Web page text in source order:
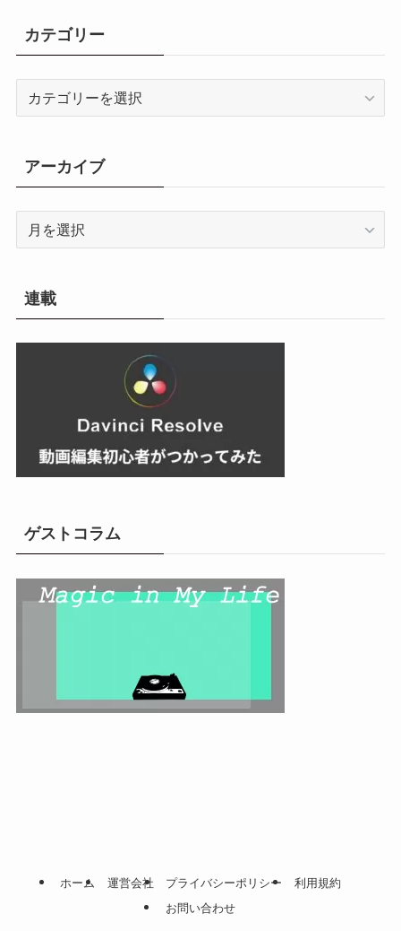
カテゴリー
ー
アーカイブ
イ
ブ
連載
ゲストコラム
ホーム 運営会社 プライバシーポリシー
利用規約
お問い合わせ